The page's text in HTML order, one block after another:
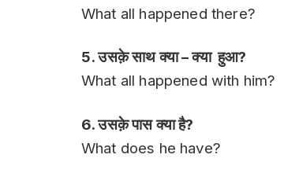
What all happened there?
5. उसक़े साथ क्या – क्या हुआ?
What all happened with him?
6. उसक़े पास क्या है?
What does he have?